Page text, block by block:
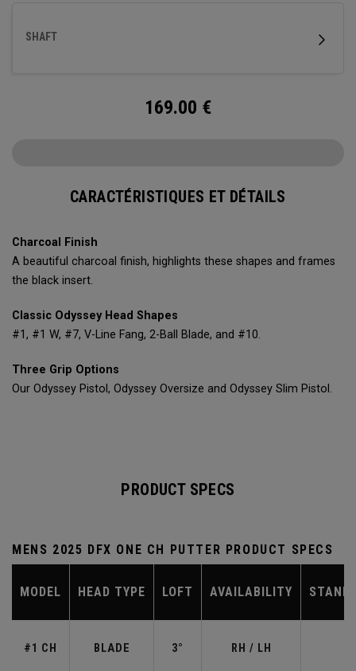
SHAFT
169.00 €
CARACTÉRISTIQUES ET DÉTAILS
Charcoal Finish
A beautiful charcoal finish, highlights these shapes and frames
the black insert.
Classic Odyssey Head Shapes
#1, #1 W, #7, V-Line Fang, 2-Ball Blade, and #10.
Three Grip Options
Our Odyssey Pistol, Odyssey Oversize and Odyssey Slim Pistol.
PRODUCT SPECS
MENS 2025 DFX ONE CH PUTTER PRODUCT SPECS
MODEL HEAD TYPE LOFT AVAILABILITY
#1 CH BLADE 3° RH / LH